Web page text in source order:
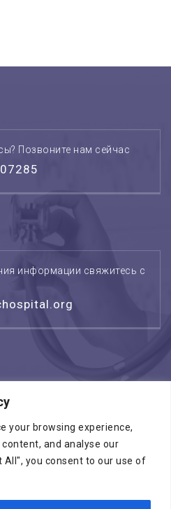
your browsing experience,
and analyse our
you consent to our use of
Позвоните нам сейчас
информации свяжитесь с
воскресенье -четверг